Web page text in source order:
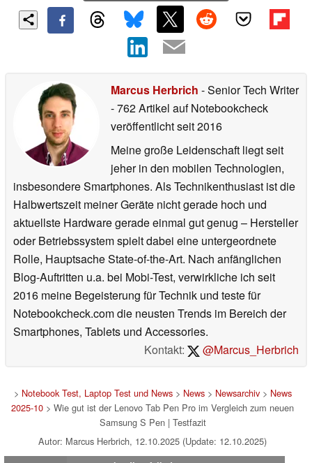
Marcus Herbrich - Senior Tech Writer
- 762 Artikel auf Notebookcheck
veröffentlichtseit 2016
Meine große Leidenschaft liegt seit
jeher in den mobilen Technologien,
insbesondere Smartphones. Als Technikenthusiast ist die
Halbwertszeit meiner Geräte nicht gerade hoch und
aktuellste Hardware gerade einmal gut genug – Hersteller
oder Betriebssystem spielt dabei eine untergeordnete
Rolle, Hauptsache State-of-the-Art. Nach anfänglichen
Blog-Auftritten u.a. bei Mobi-Test, verwirkliche ich seit
2016 meine Begeisterung für Technik und teste für
Notebookcheck.com die neusten Trends im Bereich der
Smartphones, Tablets und Accessories.
Kontakt:
@Marcus_Herbrich
> Notebook Test, Laptop Test und News> News> Newsarchiv> News
2025-10 > Wie gut ist der Lenovo Tab Pen Pro im Vergleich zum neuen
Samsung S Pen | Testfazit
Autor: Marcus Herbrich, 12.10.2025 (Update: 12.10.2025)